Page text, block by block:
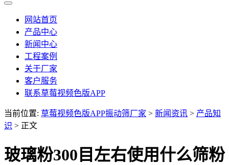
网站首页
产品中心
新闻中心
工程案例
关于厂家
客户服务
联系草莓视频色版APP
当前位置: 草莓视频色版APP振动筛厂家 > 新闻资讯 > 产品知
识 > 正文
玻璃粉300目左右使用什么筛粉